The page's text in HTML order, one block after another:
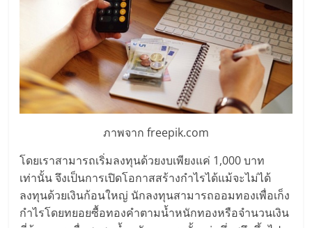
รน
ไชส์
ทำเล
สำหรับ
ภาพจาก freepik.com
โดยเราสามารถเริ่มลงทุนด้วยงบเพียงแค่ 1,000 บาท
เท่านั้น จึงเป็นการเปิดโอกาสสร้างกำไรได้แม้จะไม่ได้
ลงทุนด้วยเงินก้อนใหญ่ นักลงทุนสามารถออมทองเพื่อเก็ง
กำไรโดยทยอยซื้อทองคำตามน้ำหนักทองหรือจำนวนเงิน